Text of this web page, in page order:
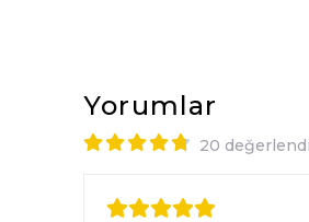
Yorumlar
20